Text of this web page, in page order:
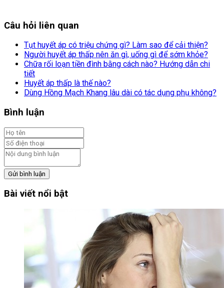
Câu hỏi liên quan
Tụt huyết áp có triệu chứng gì? Làm sao để cải thiện?
Người huyết áp thấp nên ăn gì, uống gì để sớm khỏe?
Chữa rối loạn tiền đình bằng cách nào? Hướng dẫn chi
tiết
Huyết áp thấp là thế nào?
Dùng Hồng Mạch Khang lâu dài có tác dụng phụ không?
Bình luận
Gửi bình luận
Bài viết nổi bật